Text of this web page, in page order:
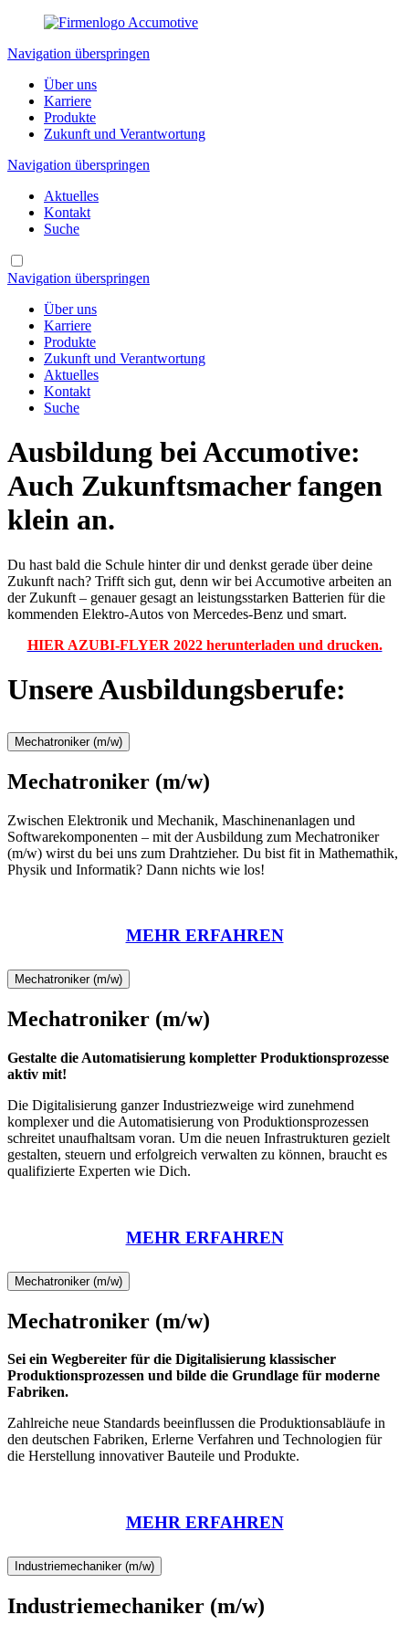
Navigation überspringen
Über uns
Karriere
Produkte
Zukunft und Verantwortung
Navigation überspringen
Aktuelles
Kontakt
Suche
Navigation überspringen
Über uns
Karriere
Produkte
Zukunft und Verantwortung
Aktuelles
Kontakt
Suche
Ausbildung bei Accumotive:
Auch Zukunftsmacher fangen
klein an.
Du hast bald die Schule hinter dir und denkst gerade über deine
Zukunft nach? Trifft sich gut, denn wir bei Accumotive arbeiten an
der Zukunft – genauer gesagt an leistungsstarken Batterien für die
kommenden Elektro-Autos von Mercedes-Benz und smart.
HIER AZUBI-FLYER 2022 herunterladen und drucken.
Unsere Ausbildungsberufe:
Mechatroniker (m/w)
Mechatroniker (m/w)
Zwischen Elektronik und Mechanik, Maschinenanlagen und
Softwarekomponenten – mit der Ausbildung zum Mechatroniker
(m/w) wirst du bei uns zum Drahtzieher. Du bist fit in Mathemathik,
Physik und Informatik? Dann nichts wie los!
MEHR ERFAHREN
Mechatroniker (m/w)
Mechatroniker (m/w)
Gestalte die Automatisierung kompletter Produktionsprozesse
aktiv mit!
Die Digitalisierung ganzer Industriezweige wird zunehmend
komplexer und die Automatisierung von Produktionsprozessen
schreitet unaufhaltsam voran. Um die neuen Infrastrukturen gezielt
gestalten, steuern und erfolgreich verwalten zu können, braucht es
qualifizierte Experten wie Dich.
MEHR ERFAHREN
Mechatroniker (m/w)
Mechatroniker (m/w)
Sei ein Wegbereiter für die Digitalisierung klassischer
Produktionsprozessen und bilde die Grundlage für moderne
Fabriken.
Zahlreiche neue Standards beeinflussen die Produktionsabläufe in
den deutschen Fabriken, Erlerne Verfahren und Technologien für
die Herstellung innovativer Bauteile und Produkte.
MEHR ERFAHREN
Industriemechaniker (m/w)
Industriemechaniker (m/w)